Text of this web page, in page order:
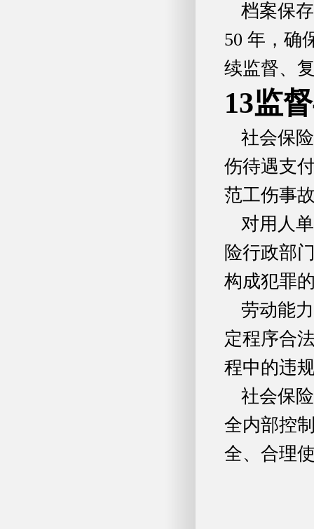
档案保
50 年，确
续监督、
13监
社会保
伤待遇支
范工伤事
对用人
险行政部
构成犯罪
劳动能
定程序合
程中的违
社会保
全内部控
全、合理